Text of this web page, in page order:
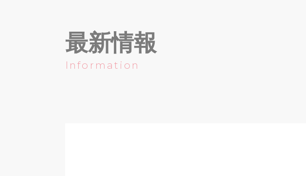
最新情報
Information